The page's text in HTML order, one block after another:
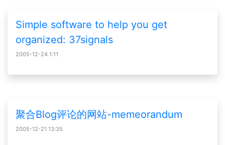
Simple software to help you get
organized: 37signals
2005-12-24 1:11
聚合Blog评论的网站-memeorandum
2005-12-21 13:35